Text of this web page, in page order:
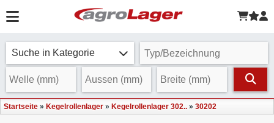
Suche in Kategorie
Startseite » Kegelrollenlager » Kegelrollenlager 302.. » 30202